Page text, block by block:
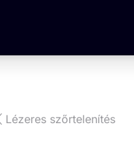
Lézeres szőrtelenítés